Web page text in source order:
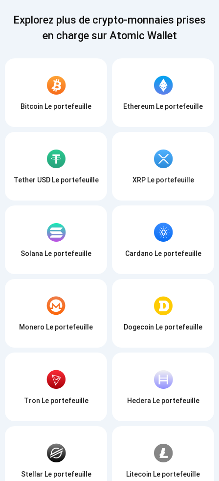
S'ABONNER
Explorez plus de crypto-monnaies prises
en charge sur Atomic Wallet
Bitcoin Le portefeuille Ethereum Le portefeuille
Tether USD Le portefeuille XRP Le portefeuille
Solana Le portefeuille Cardano Le portefeuille
Monero Le portefeuille Dogecoin Le portefeuille
Tron Le portefeuille Hedera Le portefeuille
Stellar Le portefeuille Litecoin Le portefeuille